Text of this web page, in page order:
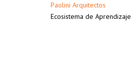
Paolini Arquitectos
Ecosistema de Aprendizaje